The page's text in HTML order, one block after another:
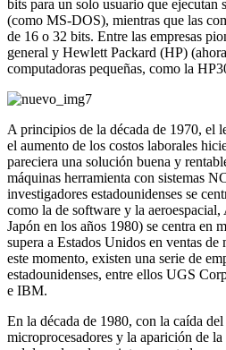
bits para un solo usuario que ejecutan
(como MS-DOS), mientras que las
de 16 o 32 bits. Entre las empresas
general y Hewlett Packard (HP)
computadoras pequeñas, como la
A principios de la década de 1970, el
el aumento de los costos laborales
pareciera una solución buena y
máquinas herramienta con sistemas
investigadores estadounidenses se
como la de software y la
Japón en los años 1980) se centra en
supera a Estados Unidos en ventas
este momento, existen una serie de
estadounidenses, entre ellos UGS
e IBM.
En la década de 1980, con la caída
microprocesadores y la aparición de